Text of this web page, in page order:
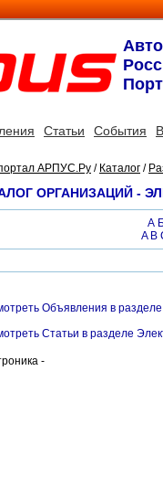
Статьи События
АРПУС.Ру / Каталог /
ОРГАНИЗАЦИЙ -
А
A B
Объявления в
Статьи в разделе
-